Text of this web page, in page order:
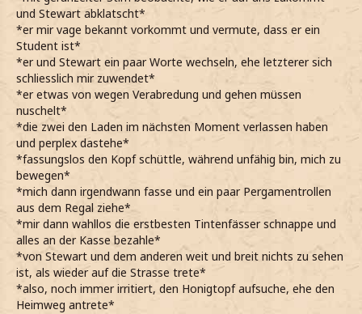
und Stewart abklatscht*
*er mir vage bekannt vorkommt und vermute, dass er ein
Student ist*
*er und Stewart ein paar Worte wechseln, ehe letzterer sich
schliesslich mir zuwendet*
*er etwas von wegen Verabredung und gehen müssen
nuschelt*
*die zwei den Laden im nächsten Moment verlassen haben
und perplex dastehe*
*fassungslos den Kopf schüttle, während unfähig bin, mich zu
bewegen*
*mich dann irgendwann fasse und ein paar Pergamentrollen
aus dem Regal ziehe*
*mir dann wahllos die erstbesten Tintenfässer schnappe und
alles an der Kasse bezahle*
*von Stewart und dem anderen weit und breit nichts zu sehen
ist, als wieder auf die Strasse trete*
*also, noch immer irritiert, den Honigtopf aufsuche, ehe den
Heimweg antrete*